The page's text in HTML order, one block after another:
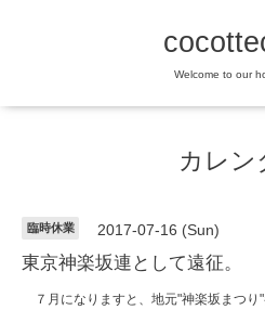
Welcome to our
カレン
臨時休業 2017-07-16 (Sun)
東京神楽坂連として遠征。
７月になりますと、地元"神楽坂まつり